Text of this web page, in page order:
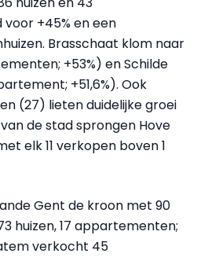
+45% en een
Brasschaat klom naar
+53%) en Schilde
+51,6%). Ook
(27) lieten duidelijke groei
de stad sprongen Hove
elk 11 verkopen boven 1
Gent de kroon met 90
huizen, 17 appartementen;
verkocht 45